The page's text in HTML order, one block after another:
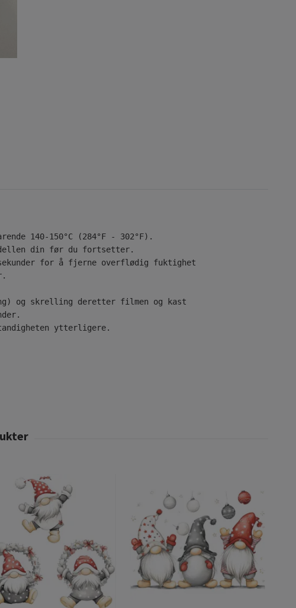
140-150°C (284°F - 302°F).
din før du fortsetter.
for å fjerne overflødig fuktighet
og skrelling deretter filmen og kast
ytterligere.